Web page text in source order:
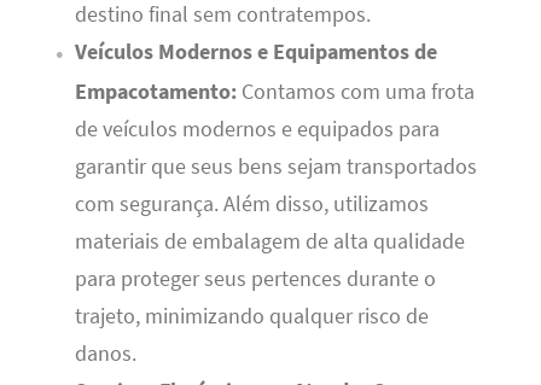
destino final sem contratempos.
Veículos Modernos e Equipamentos de
Empacotamento:Contamos com uma frota
de veículos modernos e equipados para
garantir que seus bens sejam transportados
com segurança. Além disso, utilizamos
materiais de embalagem de alta qualidade
para proteger seus pertences durante o
trajeto, minimizando qualquer risco de
danos.